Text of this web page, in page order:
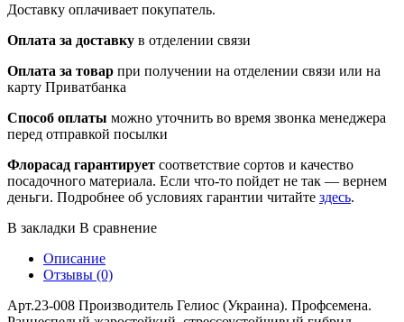
Доставку оплачивает покупатель.
Оплата за доставку в отделении связи
Оплата за товар при получении на отделении связи или на
карту Приватбанка
Способ оплаты можно уточнить во время звонка менеджера
перед отправкой посылки
Флорасад гарантирует соответствие сортов и качество
посадочного материала. Если что-то пойдет не так — вернем
деньги. Подробнее об условиях гарантии читайте здесь.
В закладки В сравнение
Описание
Отзывы (0)
Арт.23-008 Производитель Гелиос (Украина). Профсемена.